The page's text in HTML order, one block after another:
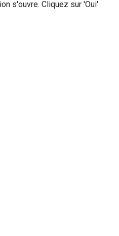
s'ouvre. Cliquez sur 'Oui'